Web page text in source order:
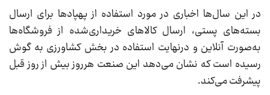
در این سال‌ها اخباری در مورد استفاده از پهپادها برای ارسال
بسته‌های پستی، ارسال کالاهای خریداری‌شده از فروشگاه‌ها
به‌صورت آنلاین و درنهایت استفاده در بخش کشاورزی به گوش
رسیده است که نشان می‌دهد این صنعت هرروز بیش از روز قبل
پیشرفت می‌کند.